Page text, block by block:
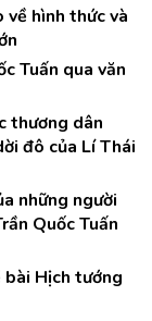
về hình thức và
Tuấn qua văn
thương dân
đô của Lí Thái
những người
Quốc Tuấn
Hịch tướng